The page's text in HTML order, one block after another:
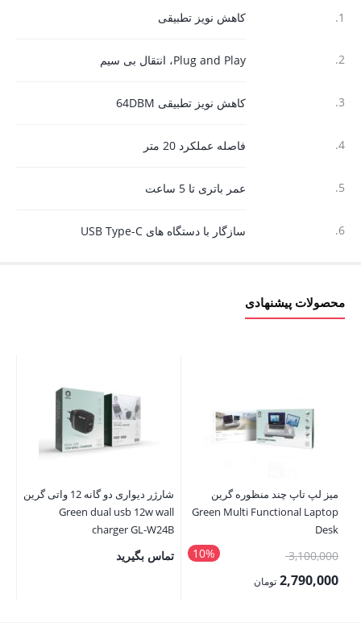
1. کاهش نویز تطبیقی
2. Plug and Play، انتقال بی سیم
3. کاهش نویز تطبیقی ​​64DBM
4. فاصله عملکرد 20 متر
5. عمر باتری تا 5 ساعت
6. سازگار با دستگاه های USB Type-C
محصولات پیشنهادی
میز لپ تاپ چند منظوره گرین
Green Multi Functional Laptop
Desk
10% 3,100,000قیمت
اصلی:2,790,000 تومان
شارژر دیواری دو گانه 12 واتی گرین
Green dual usb 12w wall
charger GL-W24B
تماس بگیرید